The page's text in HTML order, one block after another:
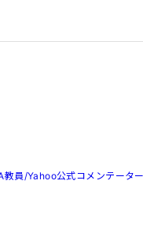
員/Yahoo公式コメンテータ